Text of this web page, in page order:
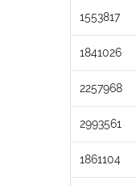
1553817
1841026
2257968
2993561
1861104